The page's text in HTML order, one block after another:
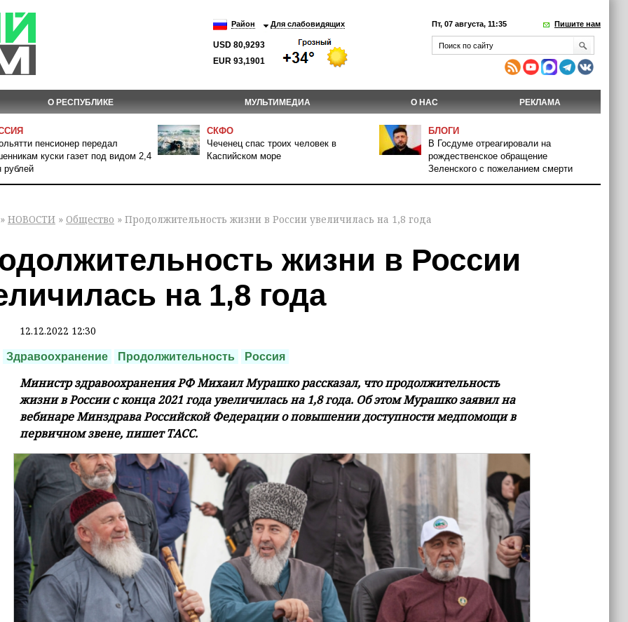
Район Для слабовидящих
USD 80,9293
EUR 93,1901
Пт, 07 августа, 11:35 Пишите нам
О РЕСПУБЛИКЕ МУЛЬТИМЕДИА О НАС РЕКЛАМА
пенсионер передал
куски газет под видом 2,4
рублей
СКФО
Чеченец спас троих человек в
Каспийском море
БЛОГИ
В Госдуме отреагировали на
рождественское обращение
Зеленского с пожеланием смерти
» НОВОСТИ » Общество » Продолжительность жизни в России увеличилась на 1,8 года
жизни в России
на 1,8 года
12.12.2022 12:30
Здравоохранение Продолжительность Россия
Министр здравоохранения РФ Михаил Мурашко рассказал, что продолжительность
жизни в России с конца 2021 года увеличилась на 1,8 года. Об этом Мурашко заявил на
вебинаре Минздрава Российской Федерации о повышении доступности медпомощи в
первичном звене, пишет ТАСС.